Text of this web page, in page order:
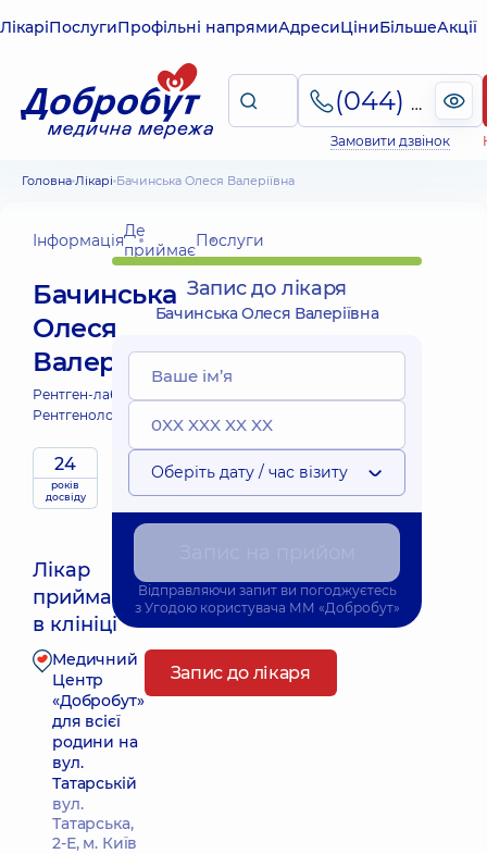
ЛікаріПослугиПрофільні напрямиАдресиЦіниБільшеАкції
(044) 495-2-888
Замовити дзвінок
Головна Лікарі Бачинська Олеся Валеріївна
ІнформаціяДе
приймаєПослуги
Бачинська
Олеся
Валеріївна
Рентген-лаборант;
Рентгенолог;
24
років
досвіду
Лікар
приймає
в клініці
Найближчий час прийому: Завтра о 08:00
Медичний
Центр
«Добробут»
для всієї
родини на
вул.
Татарській
вул.
Татарська,
2-Е, м. Київ
Запис до лікаря
Запис до лікаря
Бачинська Олеся Валеріївна
Оберіть дату / час візиту
Відправляючи запит ви погоджуєтесь
з Угодою користувача ММ «Добробут»